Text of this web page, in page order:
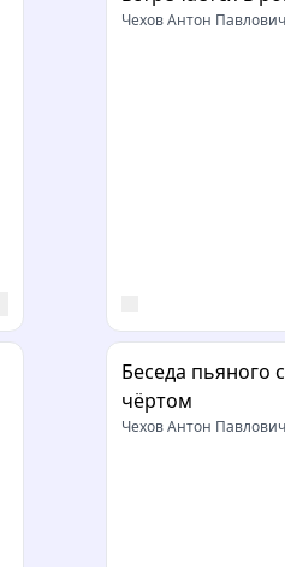
повестях и т.п.
Чехов Антон Павлович
Беседа пьяного
чёртом
Чехов Антон Павлович